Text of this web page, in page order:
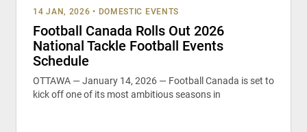
14 JAN, 2026 • DOMESTIC EVENTS
Football Canada Rolls Out 2026
National Tackle Football Events
Schedule
OTTAWA — January 14, 2026 — Football Canada is set to
kick off one of its most ambitious seasons in